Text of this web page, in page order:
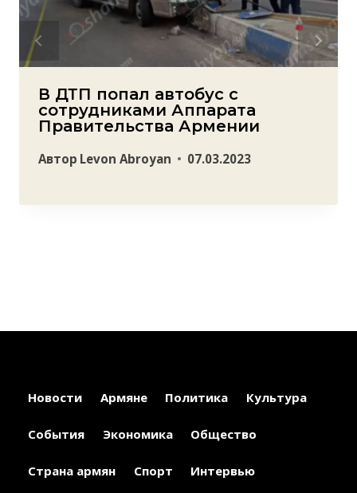
В ДТП попал автобус с
сотрудниками Аппарата
Правительства Армении
Автор Levon Abroyan 07.03.2023
Новости Армяне Политика Культура
События Экономика Общество
Страна армян Спорт Интервью